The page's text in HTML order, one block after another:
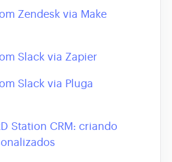
Zendesk via Make
Slack via Zapier
Slack via Pluga
Station CRM: criando